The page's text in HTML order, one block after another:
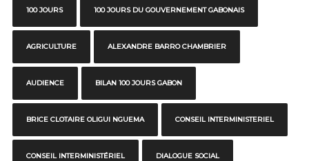
100 JOURS 100 JOURS DU GOUVERNEMENT GABONAIS
AGRICULTURE ALEXANDRE BARRO CHAMBRIER
AUDIENCE BILAN 100 JOURS GABON
BRICE CLOTAIRE OLIGUI NGUEMA CONSEIL INTERMINISTERIEL
CONSEIL INTERMINISTÉRIEL DIALOGUE SOCIAL